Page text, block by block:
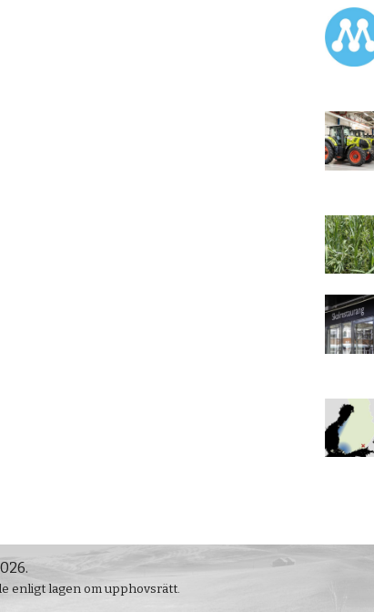
enligt lagen om upphovsrätt.